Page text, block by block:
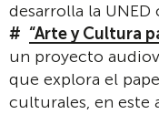
desarrolla la
“Arte y Cultura
un proyecto
que explora el
culturales, en este